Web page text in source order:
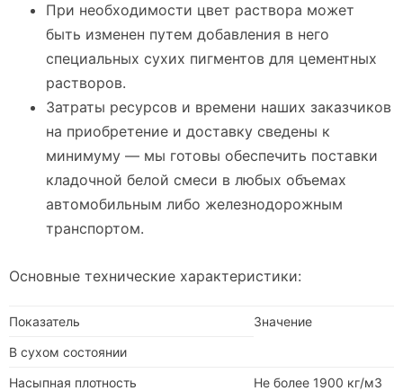
При необходимости цвет раствора может
быть изменен путем добавления в него
специальных сухих пигментов для цементных
растворов.
Затраты ресурсов и времени наших заказчиков
на приобретение и доставку сведены к
минимуму — мы готовы обеспечить поставки
кладочной белой смеси в любых объемах
автомобильным либо железнодорожным
транспортом.
Основные технические характеристики:
Показатель
Значение
В сухом состоянии
Насыпная плотность
Не более 1900 кг/м3